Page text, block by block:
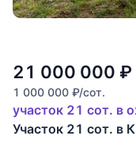
21 000 000 ₽
1 000 000 ₽/сот.
участок 21 сот. в
Участок 21 сот. в